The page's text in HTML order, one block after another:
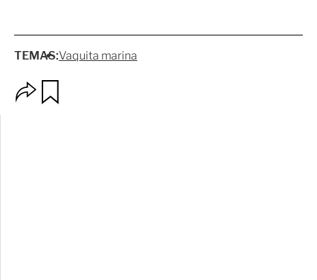
TEMAS:Vaquita marina